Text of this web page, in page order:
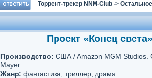
Торрент-трекер NNM-Club -> Остальное
Проект «Конец
Производство: США / Amazon MGM Studios,
Mayer
Жанр: фантастика триллер , драма